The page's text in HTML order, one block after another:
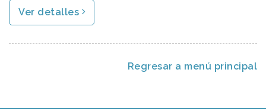
Ver detalles
Regresar a menú principal